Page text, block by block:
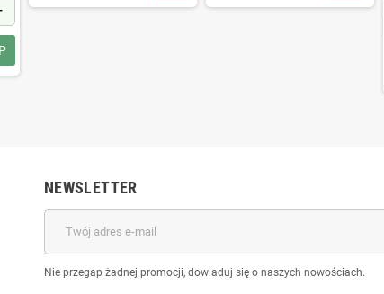
NEWSLETTER
Nie przegap żadnej promocji, dowiaduj się o naszych nowościach.